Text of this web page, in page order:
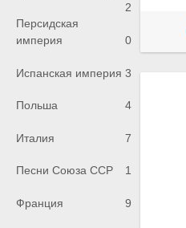
2
Персидская
империя
0
Испанская империя 3
Польша 4
Италия 7
Песни Союза ССР 1
Франция 9